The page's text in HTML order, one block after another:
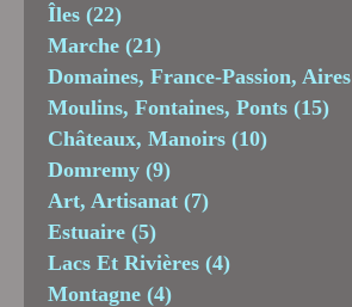
Îles (22)
Marche (21)
Domaines, France-Passion, Aires
Moulins, Fontaines, Ponts (15)
Châteaux, Manoirs (10)
Domremy (9)
Art, Artisanat (7)
Estuaire (5)
Lacs Et Rivières (4)
Montagne (4)